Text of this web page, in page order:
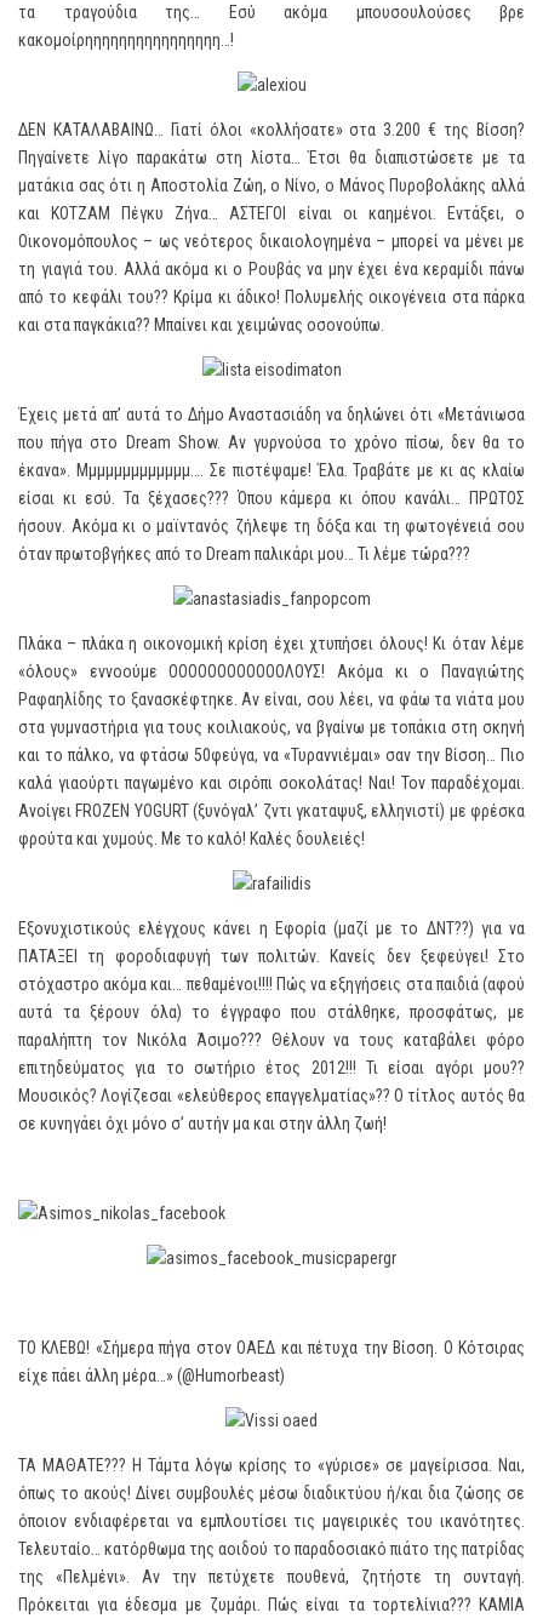
τα τραγούδια της… Εσύ ακόμα μπουσουλούσες βρε
κακομοίρηηηηηηηηηηηηηηηη…!
ΔΕΝ ΚΑΤΑΛΑΒΑΙΝΩ… Γιατί όλοι «κολλήσατε» στα 3.200 € της Βίσση?
Πηγαίνετε λίγο παρακάτω στη λίστα… Έτσι θα διαπιστώσετε με τα
ματάκια σας ότι η Αποστολία Ζώη, ο Νίνο, ο Μάνος Πυροβολάκης αλλά
και ΚΟΤΖΑΜ Πέγκυ Ζήνα… ΑΣΤΕΓΟΙ είναι οι καημένοι. Εντάξει, ο
Οικονομόπουλος – ως νεότερος δικαιολογημένα – μπορεί να μένει με
τη γιαγιά του. Αλλά ακόμα κι ο Ρουβάς να μην έχει ένα κεραμίδι πάνω
από το κεφάλι του?? Κρίμα κι άδικο! Πολυμελής οικογένεια στα πάρκα
και στα παγκάκια?? Μπαίνει και χειμώνας οσονούπω.
Έχεις μετά απ’ αυτά το Δήμο Αναστασιάδη να δηλώνει ότι «Μετάνιωσα
που πήγα στο Dream Show. Αν γυρνούσα το χρόνο πίσω, δεν θα το
έκανα». Μμμμμμμμμμμμμ…. Σε πιστέψαμε! Έλα. Τραβάτε με κι ας κλαίω
είσαι κι εσύ. Τα ξέχασες??? Όπου κάμερα κι όπου κανάλι… ΠΡΩΤΟΣ
ήσουν. Ακόμα κι ο μαϊντανός ζήλεψε τη δόξα και τη φωτογένειά σου
όταν πρωτοβγήκες από το Dream παλικάρι μου… Τι λέμε τώρα???
Πλάκα – πλάκα η οικονομική κρίση έχει χτυπήσει όλους! Κι όταν λέμε
«όλους» εννοούμε ΟΟΟΟΟΟΟΟΟΟΟΟΛΟΥΣ! Ακόμα κι ο Παναγιώτης
Ραφαηλίδης το ξανασκέφτηκε. Αν είναι, σου λέει, να φάω τα νιάτα μου
στα γυμναστήρια για τους κοιλιακούς, να βγαίνω με τοπάκια στη σκηνή
και το πάλκο, να φτάσω 50φεύγα, να «Τυραννιέμαι» σαν την Βίσση… Πιο
καλά γιαούρτι παγωμένο και σιρόπι σοκολάτας! Ναι! Τον παραδέχομαι.
Ανοίγει FROZEN YOGURT (ξυνόγαλ’ ζντι γκαταψυξ, ελληνιστί) με φρέσκα
φρούτα και χυμούς. Με το καλό! Καλές δουλειές!
Εξονυχιστικούς ελέγχους κάνει η Εφορία (μαζί με το ΔΝΤ??) για να
ΠΑΤΑΞΕΙ τη φοροδιαφυγή των πολιτών. Κανείς δεν ξεφεύγει! Στο
στόχαστρο ακόμα και… πεθαμένοι!!!! Πώς να εξηγήσεις στα παιδιά (αφού
αυτά τα ξέρουν όλα) το έγγραφο που στάλθηκε, προσφάτως, με
παραλήπτη τον Νικόλα Άσιμο??? Θέλουν να τους καταβάλει φόρο
επιτηδεύματος για το σωτήριο έτος 2012!!! Τι είσαι αγόρι μου??
Μουσικός? Λογίζεσαι «ελεύθερος επαγγελματίας»?? Ο τίτλος αυτός θα
σε κυνηγάει όχι μόνο σ’ αυτήν μα και στην άλλη ζωή!
ΤΟ ΚΛΕΒΩ! «Σήμερα πήγα στον ΟΑΕΔ και πέτυχα την Βίσση. Ο Κότσιρας
είχε πάει άλλη μέρα…» (@Humorbeast)
ΤΑ ΜΑΘΑΤΕ??? Η Τάμτα λόγω κρίσης το «γύρισε» σε μαγείρισσα. Ναι,
όπως το ακούς! Δίνει συμβουλές μέσω διαδικτύου ή/και δια ζώσης σε
όποιον ενδιαφέρεται να εμπλουτίσει τις μαγειρικές του ικανότητες.
Τελευταίο… κατόρθωμα της αοιδού το παραδοσιακό πιάτο της πατρίδας
της «Πελμένι». Αν την πετύχετε πουθενά, ζητήστε τη συνταγή.
Πρόκειται για έδεσμα με ζυμάρι. Πώς είναι τα τορτελίνια??? ΚΑΜΙΑ